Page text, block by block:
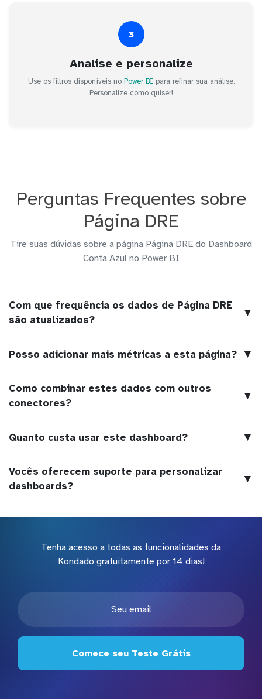
3
Analise e personalize
Use os filtros disponíveis no Power BI para refinar sua análise.
Personalize como quiser!
Perguntas Frequentes sobre
Página DRE
Tire suas dúvidas sobre a página Página DRE do Dashboard
Conta Azul no Power BI
Com que frequência os dados de Página DRE
são atualizados?
▼
Posso adicionar mais métricas a esta página? ▼
Como combinar estes dados com outros
conectores?
▼
Quanto custa usar este dashboard? ▼
Vocês oferecem suporte para personalizar
dashboards?
▼
Tenha acesso a todas as funcionalidades da
Kondado gratuitamente por 14 dias!
Comece seu Teste Grátis